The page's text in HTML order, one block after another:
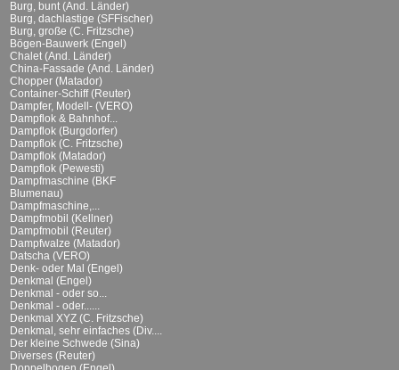
Burg, bunt (And. Länder)
Burg, dachlastige (SFFischer)
Burg, große (C. Fritzsche)
Bögen-Bauwerk (Engel)
Chalet (And. Länder)
China-Fassade (And. Länder)
Chopper (Matador)
Container-Schiff (Reuter)
Dampfer, Modell- (VERO)
Dampflok & Bahnhof...
Dampflok (Burgdorfer)
Dampflok (C. Fritzsche)
Dampflok (Matador)
Dampflok (Pewesti)
Dampfmaschine (BKF
Blumenau)
Dampfmaschine,...
Dampfmobil (Kellner)
Dampfmobil (Reuter)
Dampfwalze (Matador)
Datscha (VERO)
Denk- oder Mal (Engel)
Denkmal (Engel)
Denkmal - oder so...
Denkmal - oder......
Denkmal XYZ (C. Fritzsche)
Denkmal, sehr einfaches (Div....
Der kleine Schwede (Sina)
Diverses (Reuter)